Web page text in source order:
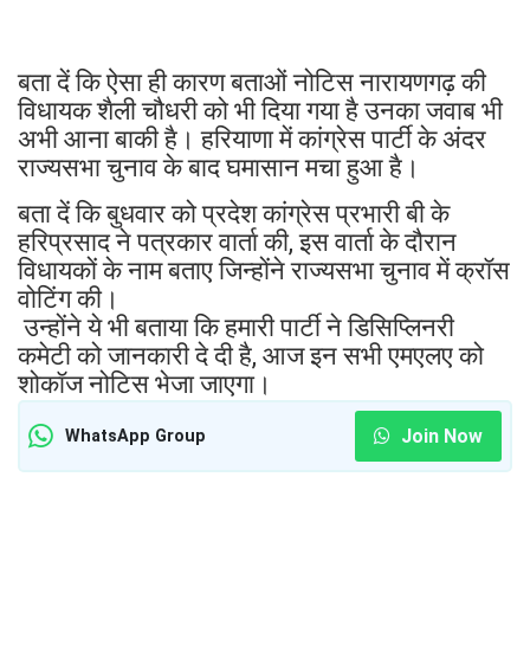
बता दें कि ऐसा ही कारण बताओं नोटिस नारायणगढ़ की
विधायक शैली चौधरी को भी दिया गया है उनका जवाब भी
अभी आना बाकी है। हरियाणा में कांग्रेस पार्टी के अंदर
राज्यसभा चुनाव के बाद घमासान मचा हुआ है।
बता दें कि बुधवार को प्रदेश कांग्रेस प्रभारी बी के
हरिप्रसाद ने पत्रकार वार्ता की, इस वार्ता के दौरान
विधायकों के नाम बताए जिन्होंने राज्यसभा चुनाव में क्रॉस
वोटिंग की।
उन्होंने ये भी बताया कि हमारी पार्टी ने डिसिप्लिनरी
कमेटी को जानकारी दे दी है, आज इन सभी एमएलए को
शोकॉज नोटिस भेजा जाएगा।
WhatsApp Group Join Now